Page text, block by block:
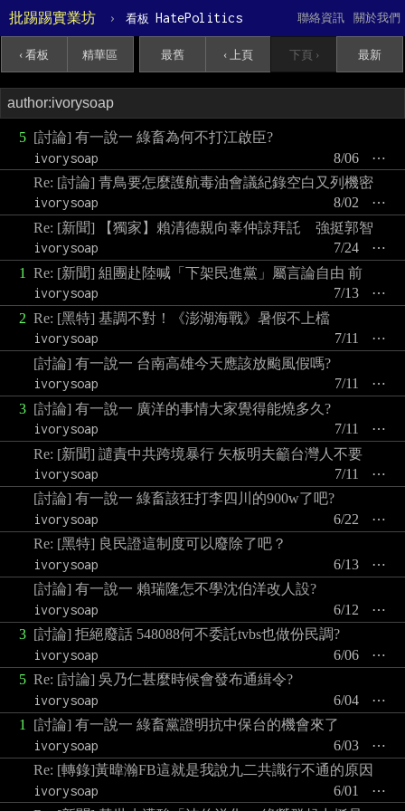
批踢踢實業坊 › 看板 HatePolitics 關於我們
聯絡資訊
‹ 看板 精華區 最舊 ‹ 上頁 下頁 › 最新
5 [討論] 有一說一 綠畜為何不打江啟臣?
ivorysoap
⋯
8/06
Re: [討論] 青鳥要怎麼護航毒油會議紀錄空白又列機密
ivorysoap
⋯
8/02
Re: [新聞] 【獨家】賴清德親向辜仲諒拜託 強挺郭智
ivorysoap
⋯
7/24
1
Re: [新聞] 組團赴陸喊「下架民進黨」屬言論自由 前
ivorysoap
⋯
7/13
2 Re: [黑特] 基調不對！《澎湖海戰》暑假不上檔
ivorysoap
⋯
7/11
[討論] 有一說一 台南高雄今天應該放颱風假嗎?
ivorysoap
⋯
7/11
3 [討論] 有一說一 廣洋的事情大家覺得能燒多久?
ivorysoap
⋯
7/11
Re: [新聞] 譴責中共跨境暴行 矢板明夫籲台灣人不要
ivorysoap
⋯
7/11
[討論] 有一說一 綠畜該狂打李四川的900w了吧?
ivorysoap
⋯
6/22
Re: [黑特] 良民證這制度可以廢除了吧？
ivorysoap
⋯
6/13
[討論] 有一說一 賴瑞隆怎不學沈伯洋改人設?
ivorysoap
⋯
6/12
3 [討論] 拒絕廢話 548088何不委託tvbs也做份民調?
ivorysoap
⋯
6/06
5 Re: [討論] 吳乃仁甚麼時候會發布通緝令?
ivorysoap
⋯
6/04
1
[討論] 有一說一 綠畜黨證明抗中保台的機會來了
ivorysoap
⋯
6/03
Re: [轉錄]黃暐瀚FB這就是我說九二共識行不通的原因
ivorysoap
⋯
6/01